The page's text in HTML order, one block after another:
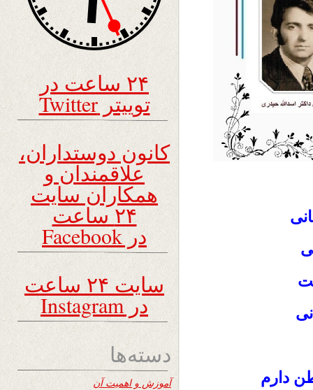
دارم
۲۴ ساعت در
توییتر Twitter
کانون دوستداران،
علاقمندان و
همکاران سایت
۲۴ ساعت
در Facebook
سایت ۲۴ ساعت
در Instagram
دسته‌ها
آموزش و اهمیت آن